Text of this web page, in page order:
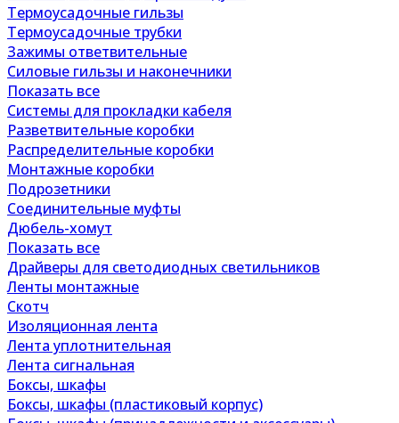
Термоусадочные гильзы
Термоусадочные трубки
Зажимы ответвительные
Силовые гильзы и наконечники
Показать все
Системы для прокладки кабеля
Разветвительные коробки
Распределительные коробки
Монтажные коробки
Подрозетники
Соединительные муфты
Дюбель-хомут
Показать все
Драйверы для светодиодных светильников
Ленты монтажные
Скотч
Изоляционная лента
Лента уплотнительная
Лента сигнальная
Боксы, шкафы
Боксы, шкафы (пластиковый корпус)